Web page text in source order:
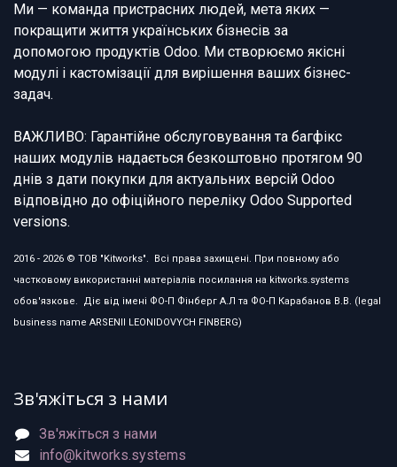
Ми — команда пристрасних людей, мета яких —
покращити життя українських бізнесів за
допомогою продуктів Odoo. Ми створюємо якісні
модулі і кастомізації для вирішення ваших бізнес-
задач.
ВАЖЛИВО: Гарантійне обслуговування та багфікс
наших модулів надається безкоштовно протягом 90
днів з дати покупки для актуальних версій Odoo
відповідно до офіційного переліку Odoo Supported
versions.
2016 - 2026 © ТОВ "Kitworks". Всі права захищені. При повному або
частковому використанні матеріалів посилання на kitworks.systems
обов'язкове. Діє від імені ФО-П Фінберг А.Л та ФО-П Карабанов В.В. (legal
business name ARSENII LEONIDOVYCH FINBERG)
Зв'яжіться з нами
Зв'яжіться з нами
info@kitworks.systems